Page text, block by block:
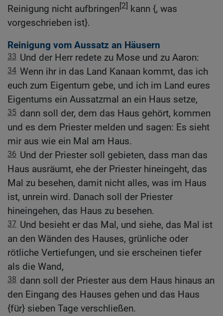
Reinigung nicht aufbringen[2] kann {, was
vorgeschrieben ist}.
Reinigung vom Aussatz an Häusern
33 Und der Herr redete zu Mose und zu Aaron:
34 Wenn ihr in das Land Kanaan kommt, das ich
euch zum Eigentum gebe, und ich im Land eures
Eigentums ein Aussatzmal an ein Haus setze,
35 dann soll der, dem das Haus gehört, kommen
und es dem Priester melden und sagen: Es sieht
mir aus wie ein Mal am Haus.
36 Und der Priester soll gebieten, dass man das
Haus ausräumt, ehe der Priester hineingeht, das
Mal zu besehen, damit nicht alles, was im Haus
ist, unrein wird. Danach soll der Priester
hineingehen, das Haus zu besehen.
37 Und besieht er das Mal, und siehe, das Mal ist
an den Wänden des Hauses, grünliche oder
rötliche Vertiefungen, und sie erscheinen tiefer
als die Wand,
38 dann soll der Priester aus dem Haus hinaus an
den Eingang des Hauses gehen und das Haus
{für} sieben Tage verschließen.